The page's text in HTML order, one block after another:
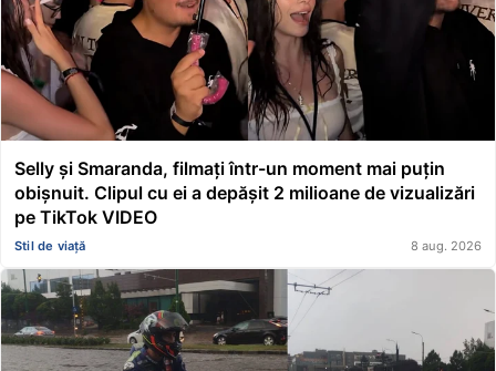
Selly și Smaranda, filmați într-un moment mai puțin
obișnuit. Clipul cu ei a depășit 2 milioane de vizualizări
pe TikTok VIDEO
Stil de viață 8 aug. 2026